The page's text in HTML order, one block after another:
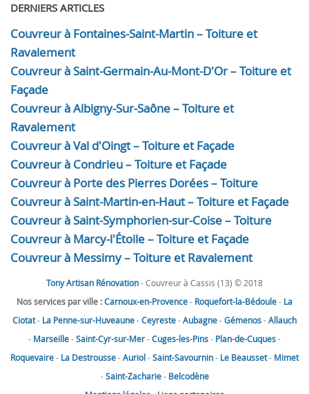
DERNIERS ARTICLES
Couvreur à Fontaines-Saint-Martin – Toiture et
Ravalement
Couvreur à Saint-Germain-Au-Mont-D'Or – Toiture et
Façade
Couvreur à Albigny-Sur-Saône – Toiture et
Ravalement
Couvreur à Val d'Oingt – Toiture et Façade
Couvreur à Condrieu – Toiture et Façade
Couvreur à Porte des Pierres Dorées – Toiture
Couvreur à Saint-Martin-en-Haut – Toiture et Façade
Couvreur à Saint-Symphorien-sur-Coise – Toiture
Couvreur à Marcy-l'Étoile – Toiture et Façade
Couvreur à Messimy – Toiture et Ravalement
Tony Artisan Rénovation- Couvreur à Cassis (13) © 2018
Nos services par ville :Carnoux-en-Provence- Roquefort-la-Bédoule- La
Ciotat- La Penne-sur-Huveaune-Ceyreste-Aubagne-Gémenos-Allauch
- Marseille-Saint-Cyr-sur-Mer-Cuges-les-Pins- Plan-de-Cuques-
Roquevaire- La Destrousse-Auriol-Saint-Savournin- Le Beausset- Mimet
-Saint-Zacharie- Belcodène